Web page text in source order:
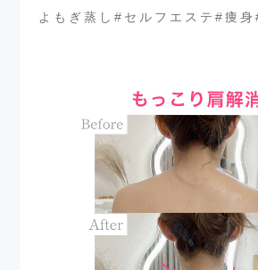
よもぎ蒸し#セルフエステ#痩身